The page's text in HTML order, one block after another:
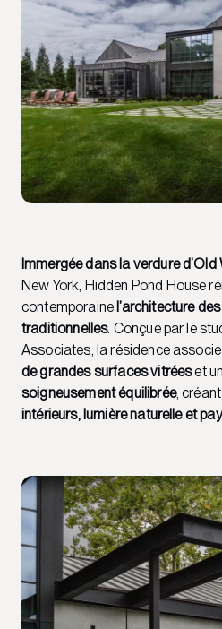
Immergée dans la verdure
New York, Hidden Pond House
contemporaine l’architecture
traditionnelles. Conçue par le
Associates, la résidence
de grandes surfaces vitréeset
soigneusement équilibrée,
intérieurs, lumière naturelle et